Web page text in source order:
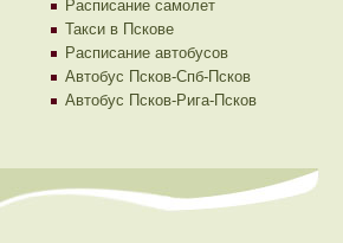
Расписание самолет
Такси в Пскове
Расписание автобусов
Автобус Псков-Спб-Псков
Автобус Псков-Рига-Псков